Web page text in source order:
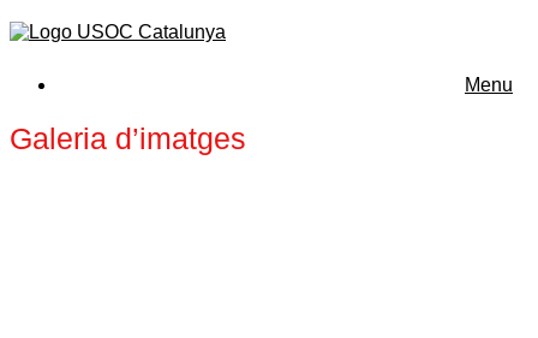
Menu
Galeria d’imatges